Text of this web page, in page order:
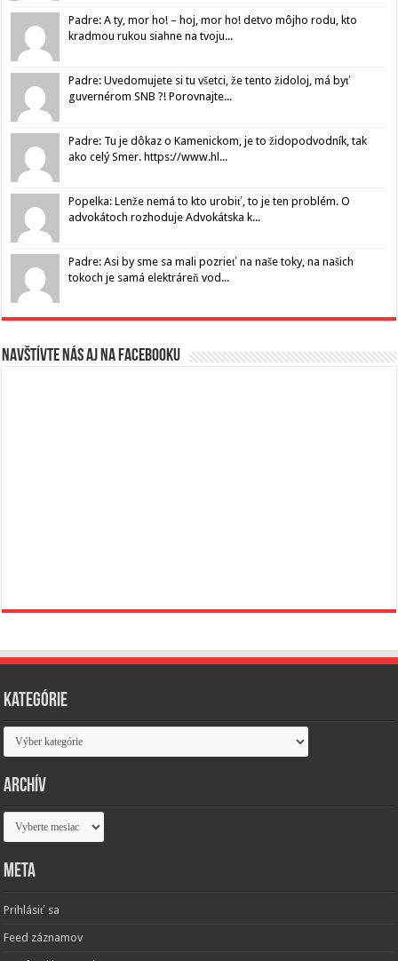
Padre: A ty, mor ho! – hoj, mor ho! detvo môjho rodu, kto
kradmou rukou siahne na tvoju...
Padre: Uvedomujete si tu všetci, že tento židoloj, má byť
guvernérom SNB ?! Porovnajte...
Padre: Tu je dôkaz o Kamenickom, je to židopodvodník, tak
ako celý Smer. https://www.hl...
Popelka: Lenže nemá to kto urobiť, to je ten problém. O
advokátoch rozhoduje Advokátska k...
Padre: Asi by sme sa mali pozrieť na naše toky, na našich
tokoch je samá elektráreň vod...
Navštívte nás aj na Facebooku
Kategórie
Kategórie
Archív
Archív
Meta
Prihlásiť sa
Feed záznamov